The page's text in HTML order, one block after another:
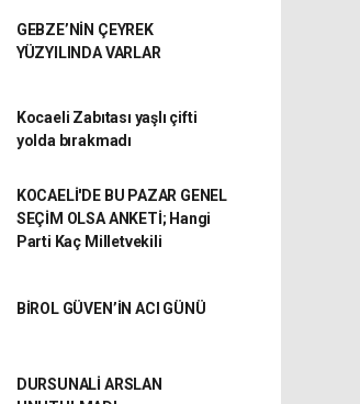
GEBZE’NİN ÇEYREK
YÜZYILINDA VARLAR
Kocaeli Zabıtası yaşlı çifti
yolda bırakmadı
KOCAELİ'DE BU PAZAR GENEL
SEÇİM OLSA ANKETİ; Hangi
Parti Kaç Milletvekili
BİROL GÜVEN’İN ACI GÜNÜ
DURSUNALİ ARSLAN